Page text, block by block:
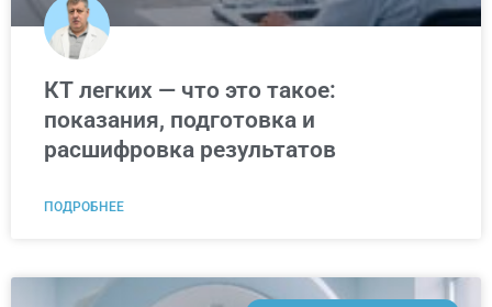
КТ легких — что это такое:
показания, подготовка и
расшифровка результатов
ПОДРОБНЕЕ